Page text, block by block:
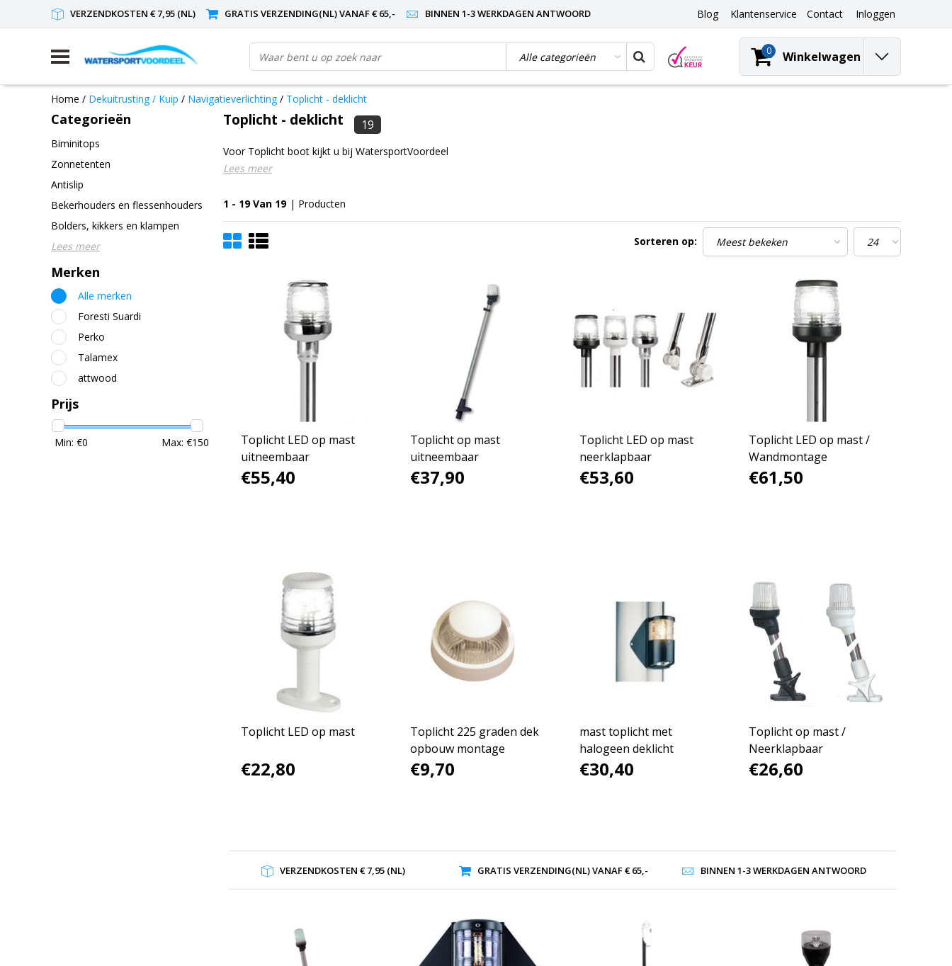
VERZENDKOSTEN € 7,95 (NL) GRATIS VERZENDING(NL) VANAF € 65,- BINNEN 1-3 WERKDAGEN ANTWOORD Blog Klantenservice Contact Inloggen
0 Winkelwagen
Home / Dekuitrusting / Kuip / Navigatieverlichting/ Toplicht - deklicht
Categorieën
Biminitops
Zonnetenten
Antislip
Bekerhouders en flessenhouders
Bolders, kikkers en klampen
Lees meer
Merken
Alle merken
Foresti Suardi
Perko
Talamex
attwood
Prijs
Min: €0 Max: €150
Toplicht - deklicht 19
Voor Toplicht boot kijkt u bij WatersportVoordeel
Lees meer
1 - 19 Van 19 | Producten
Sorteren op:
Toplicht LED op mast
uitneembaar
€55,40
Toplicht op mast
uitneembaar
€37,90
Toplicht LED op mast
neerklapbaar
€53,60
Toplicht LED op mast /
Wandmontage
€61,50
Toplicht LED op mast
€22,80
Toplicht 225 graden dek
opbouw montage
€9,70
mast toplicht met
halogeen deklicht
€30,40
Toplicht op mast /
Neerklapbaar
€26,60
VERZENDKOSTEN € 7,95 (NL) GRATIS VERZENDING(NL) VANAF € 65,- BINNEN 1-3 WERKDAGEN ANTWOORD